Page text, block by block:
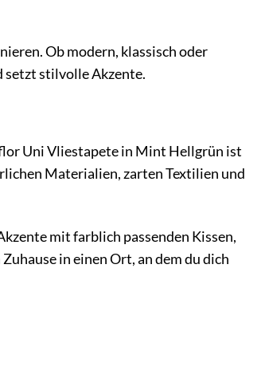
Ob modern, klassisch oder
setzt stilvolle Akzente.
Uni Vliestapete in Mint Hellgrün ist
Materialien, zarten Textilien und
mit farblich passenden Kissen,
in einen Ort, an dem du dich